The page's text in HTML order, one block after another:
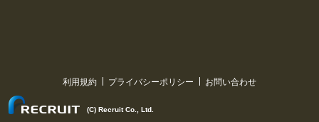
利用規約 プライバシーポリシー お問い合わせ
(C) Recruit Co., Ltd.